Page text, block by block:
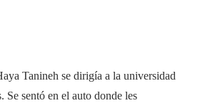
Tanineh se dirigía a la universidad
Se sentó en el auto donde les